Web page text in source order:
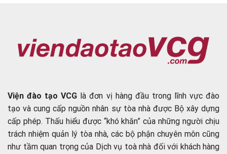
Viện đào tạo VCG là đơn vị hàng đầu trong lĩnh vực đào
tạo và cung cấp nguồn nhân sự tòa nhà được Bộ xây dựng
cấp phép. Thấu hiểu được “khó khăn” của những người chịu
trách nhiệm quản lý tòa nhà, các bộ phận chuyên môn cũng
như tầm quan trọng của Dịch vụ toà nhà đối với khách hàng